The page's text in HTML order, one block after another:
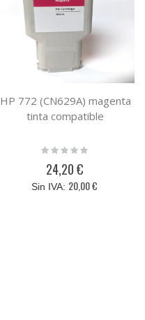
HP 772 (CN629A) magenta
tinta compatible
Rating:
24,20 €
20,00 €